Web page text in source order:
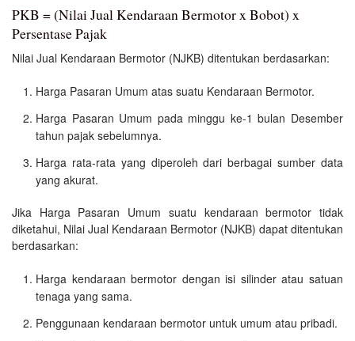
PKB = (Nilai Jual Kendaraan Bermotor x Bobot) x
Persentase Pajak
Nilai Jual Kendaraan Bermotor (NJKB) ditentukan berdasarkan:
Harga Pasaran Umum atas suatu Kendaraan Bermotor.
Harga Pasaran Umum pada minggu ke-1 bulan Desember
tahun pajak sebelumnya.
Harga rata-rata yang diperoleh dari berbagai sumber data
yang akurat.
Jika Harga Pasaran Umum suatu kendaraan bermotor tidak
diketahui, Nilai Jual Kendaraan Bermotor (NJKB) dapat ditentukan
berdasarkan:
Harga kendaraan bermotor dengan isi silinder atau satuan
tenaga yang sama.
Penggunaan kendaraan bermotor untuk umum atau pribadi.